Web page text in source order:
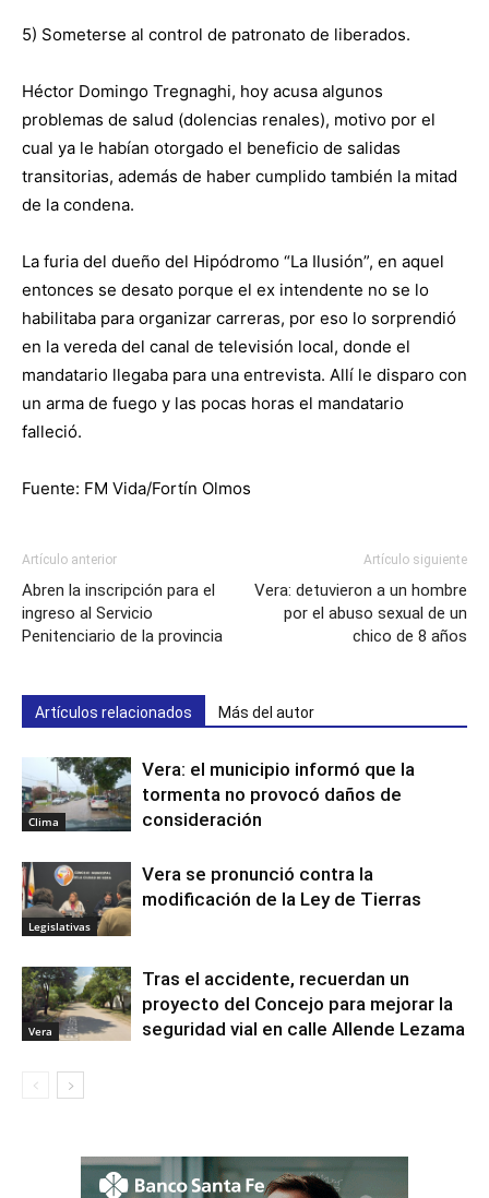
5) Someterse al control de patronato de liberados.
Héctor Domingo Tregnaghi, hoy acusa algunos
problemas de salud (dolencias renales), motivo por el
cual ya le habían otorgado el beneficio de salidas
transitorias, además de haber cumplido también la mitad
de la condena.
La furia del dueño del Hipódromo “La Ilusión”, en aquel
entonces se desato porque el ex intendente no se lo
habilitaba para organizar carreras, por eso lo sorprendió
en la vereda del canal de televisión local, donde el
mandatario llegaba para una entrevista. Allí le disparo con
un arma de fuego y las pocas horas el mandatario
falleció.
Fuente: FM Vida/Fortín Olmos
Artículo anterior
Abren la inscripción para el
ingreso al Servicio
Penitenciario de la provincia
Artículo siguiente
Vera: detuvieron a un hombre
por el abuso sexual de un
chico de 8 años
Artículos relacionados Más del autor
Clima
Vera: el municipio informó que la
tormenta no provocó daños de
consideración
Legislativas
Vera se pronunció contra la
modificación de la Ley de Tierras
Vera
Tras el accidente, recuerdan un
proyecto del Concejo para mejorar la
seguridad vial en calle Allende Lezama